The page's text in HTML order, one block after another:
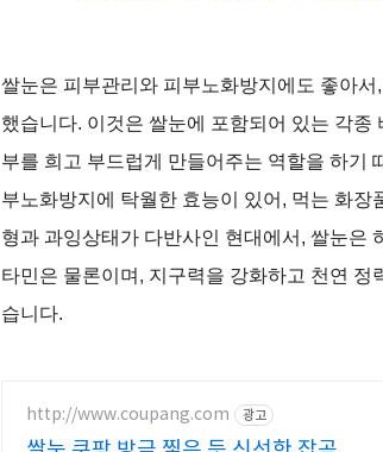
쌀눈은 피부관리와 피부노화방지에도 좋아서 ,
했습니다. 이것은 쌀눈에 포함되어 있는 각종
부를 희고 부드럽게 만들어주는 역할을 하기
부노화방지에 탁월한 효능이 있어 , 먹는 화장
형과 과잉상태가 다반사인 현대에서 , 쌀눈은
타민은 물론이며 , 지구력을 강화하고 천연 정
습니다.
http://www.coupang.com 광고